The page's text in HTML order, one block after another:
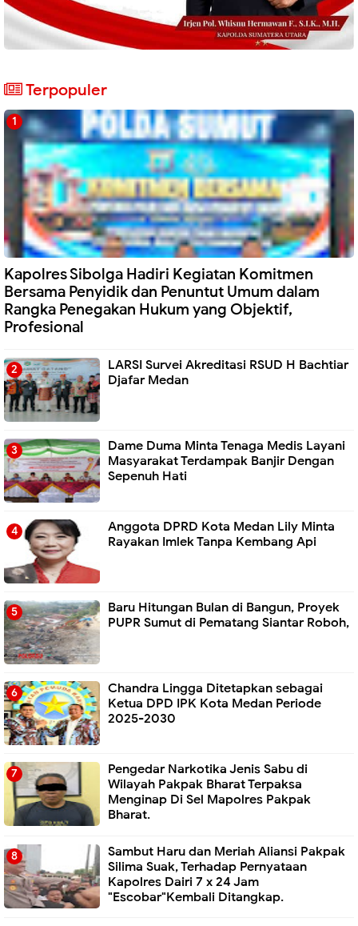
Terpopuler
Kapolres Sibolga Hadiri Kegiatan Komitmen
Bersama Penyidik dan Penuntut Umum dalam
Rangka Penegakan Hukum yang Objektif,
Profesional
LARSI Survei Akreditasi RSUD H Bachtiar
Djafar Medan
Dame Duma Minta Tenaga Medis Layani
Masyarakat Terdampak Banjir Dengan
Sepenuh Hati
Anggota DPRD Kota Medan Lily Minta
Rayakan Imlek Tanpa Kembang Api
Baru Hitungan Bulan di Bangun, Proyek
PUPR Sumut di Pematang Siantar Roboh,
Chandra Lingga Ditetapkan sebagai
Ketua DPD IPK Kota Medan Periode
2025-2030
Pengedar Narkotika Jenis Sabu di
Wilayah Pakpak Bharat Terpaksa
Menginap Di Sel Mapolres Pakpak
Bharat.
Sambut Haru dan Meriah Aliansi Pakpak
Silima Suak, Terhadap Pernyataan
Kapolres Dairi 7 x 24 Jam
"Escobar"Kembali Ditangkap.